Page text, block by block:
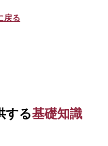
戻る
する基礎知識